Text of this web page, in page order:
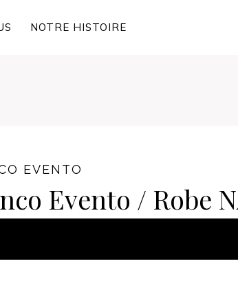
NOTRE HISTOIRE
EVENTO
Evento / Robe